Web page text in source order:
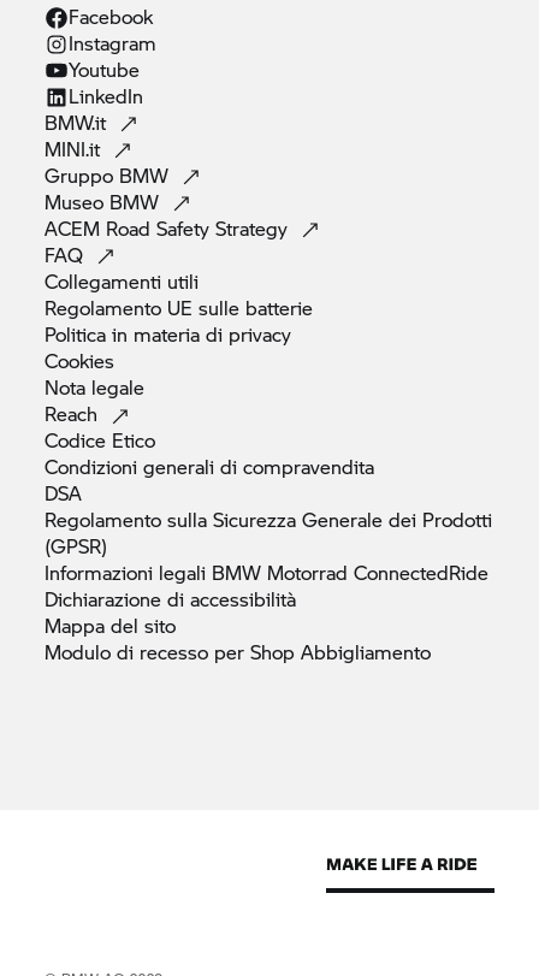
Facebook
Instagram
Youtube
LinkedIn
BMW.it
MINI.it
Gruppo BMW
Museo BMW
ACEM Road SafetyStrategy
FAQ
Collegamenti utili
Regolamento UE sulle batterie
Politica in materia di privacy
Cookies
Nota legale
Reach
Codice Etico
Condizioni generali dicompravendita
DSA
Regolamento sulla Sicurezza Generale dei Prodotti
(GPSR)
Informazioni legali BMW Motorrad ConnectedRide
Dichiarazione diaccessibilità
Mappa delsito
Modulo di recesso per ShopAbbigliamento